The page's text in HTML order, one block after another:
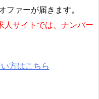
ファーが届きます。
人サイトでは、ナンバー
方はこちら